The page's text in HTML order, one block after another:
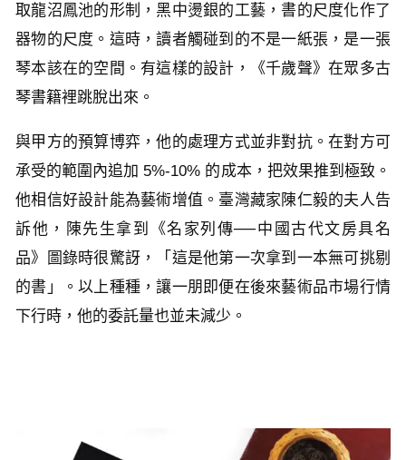
取龍沼鳳池的形制，黑中燙銀的工藝，書的尺度化作了
器物的尺度。這時，讀者觸碰到的不是一紙張，是一張
琴本該在的空間。有這樣的設計，《千歲聲》在眾多古
琴書籍裡跳脫出來。
與甲方的預算博弈，他的處理方式並非對抗。在對方可
承受的範圍內追加 5%-10% 的成本，把效果推到極致。
他相信好設計能為藝術增值。臺灣藏家陳仁毅的夫人告
訴他，陳先生拿到《名家列傳──中國古代文房具名
品》圖錄時很驚訝，「這是他第一次拿到一本無可挑剔
的書」。以上種種，讓一朋即便在後來藝術品市場行情
下行時，他的委託量也並未減少。